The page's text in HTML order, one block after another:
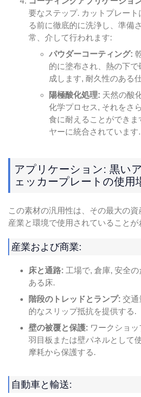
要なステップ. カットプレー
る前に徹底的に洗浄し、準備
常、介して行われます:
パウダーコーティング:
的に塗布され、熱の下
成します, 耐久性のある
陽極酸化処理: 天然の酸
化学プロセス, それをさ
食に耐えることができま
ヤーに統合されています.
アプリケーション: 黒い
ェッカープレートの使用
この素材の汎用性は、その最大の
産業と環境で使用されていることが
産業および商業:
床と通路: 工場で, 倉庫, 安全
ある床.
階段のトレッドとランプ: 交通
的なスリップ抵抗を提供する.
壁の被覆と保護: ワークショ
羽目板または壁パネルとして
摩耗から保護する.
自動車と輸送: